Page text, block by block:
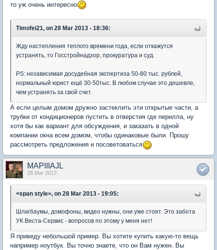
то уж очень интересно
Timofei21, on 28 Mar 2013 - 18:36:
Жду настепления теплого времени года, если откажутся
устранять, то Госстройнадзор, прокуратура и суд.
PS: независимая досудебная экспертиза 50-80 тыс. рублей,
нормальный юрист ещё 30-50тыс. В любом случае это дешевле,
чем устранять за свой счет.
А если целым домом дружно застеклить эти открытые части, а
трубки от кондиционеров пустить в отверстия где перилла, ну
хотя бы как вариант для обсуждения, и заказать в одной
компании окна всем домом, чтобы одинаковые были. Прошу
рассмотреть предложения и посоветоваться
MAPIIIAJL
28 Mar 2013
<span style=, on 28 Mar 2013 - 19:05:
Шлагбаумы, домофоны, видео нужны, они уже стоят. Это забота
УК Веста-Сервис - вопросов по этому у меня нет!
Я приведу небольшой пример. Вы хотите купить какую-то вещь
например ноутбук. Вы точно знаете, что он Вам нужен. Вы